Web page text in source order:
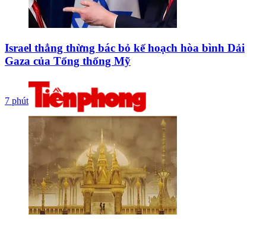
Israel thẳng thừng bác bỏ kế hoạch hòa bình Dải
Gaza của Tổng thống Mỹ
7 phút